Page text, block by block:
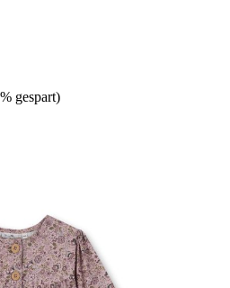
gespart)